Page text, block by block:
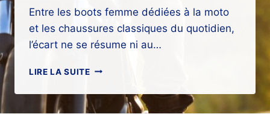
Entre les boots femme dédiées à la moto
et les chaussures classiques du quotidien,
l’écart ne se résume ni au…
LIRE LA SUITEBOOTS
MOTO
: